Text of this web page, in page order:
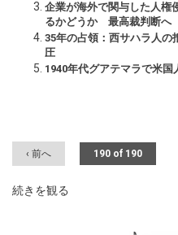
企業が海外で関与した人権
るかどうか 最高裁判断へ
35年の占領：西サハラ人の
圧
1940年代グアテマラで米
‹ 前へ 190 of 190
続きを観る